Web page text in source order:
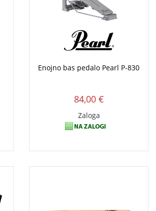
Enojno bas pedalo Pearl P-830
84,00 €
Zaloga